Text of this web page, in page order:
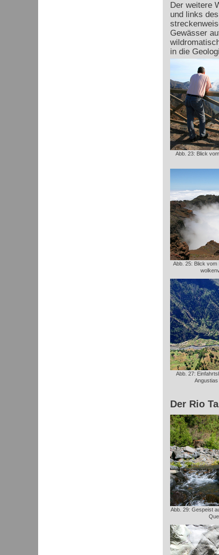
Der weitere
und links
Gewässer
in die
Abb. 23: Blick
Abb. 25: Blick vom
Abb. 27:
Der Rio
Abb. 29: Gespeist